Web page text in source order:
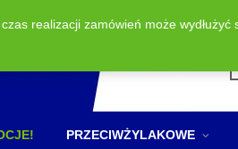
PRZECIWŻYLAKOWE
realizacji zamówień może